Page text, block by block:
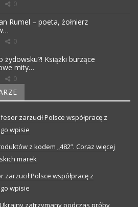
0
Rumel – poeta, żołnierz
0
żydowsku?! Książki burzące
mity…
0
zarzucił Polsce współpracę z
wpisie
z kodem „482”. Coraz więcej
marek
Polsce współpracę z
wpisie
zatrzymany podczas próby